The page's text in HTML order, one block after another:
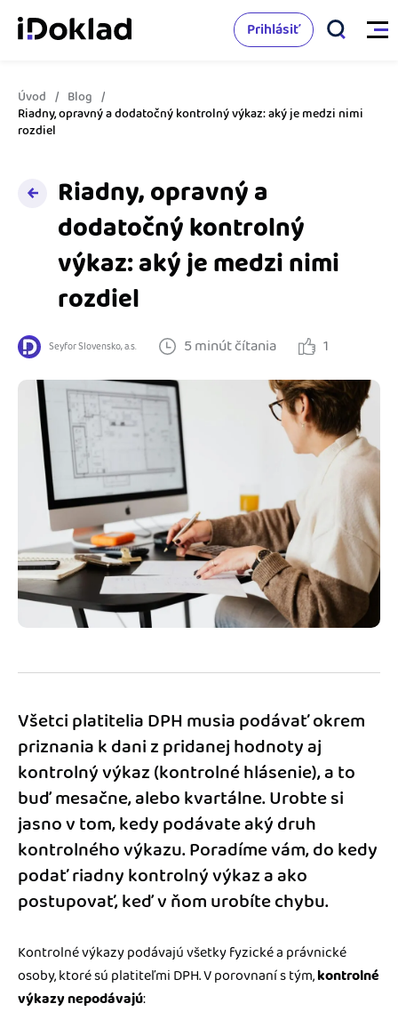
Vlastnosti
Správa kontaktov
Sledovanie cashflow
Spolupráca s účtovníkom
Katalóg doplnkov
Vzdelanie
Nápoveda
Ako sa vyznať vo fakturácii
Blog
Podnikateľský servis
Spýtajte sa nás
Prihlásiť
Úvod
Blog
Riadny, opravný a dodatočný kontrolný výkaz: aký je medzi nimi
rozdiel
Riadny, opravný a
dodatočný kontrolný
výkaz: aký je medzi nimi
rozdiel
Seyfor Slovensko, a.s. 5 minút čítania 1
Všetci platitelia DPH musia podávať okrem
priznania k dani z pridanej hodnoty aj
kontrolný výkaz (kontrolné hlásenie), a to
buď mesačne, alebo kvartálne. Urobte si
jasno v tom, kedy podávate aký druh
kontrolného výkazu. Poradíme vám, do kedy
podať riadny kontrolný výkaz a ako
postupovať, keď v ňom urobíte chybu.
Kontrolné výkazy podávajú všetky fyzické a právnické
osoby, ktoré sú platiteľmi DPH. V porovnaní s tým,kontrolné
výkazy nepodávajú: